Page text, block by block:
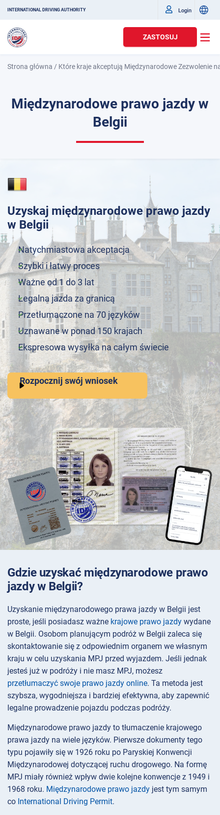
INTERNATIONAL DRIVING AUTHORITY Login
ZASTOSUJ
Strona główna / Które kraje akceptują Międzynarodowe Zezwolenie
Międzynarodowe prawo jazdy w
Belgii
Uzyskaj międzynarodowe prawo jazdy
w Belgii
Natychmiastowa akceptacja
Szybki i łatwy proces
Ważne od 1 do 3 lat
Legalna jazda za granicą
Przetłumaczone na 70 języków
Uznawane w ponad 150 krajach
Ekspresowa wysyłka na całym świecie
Rozpocznij swój wniosek
Gdzie uzyskać międzynarodowe prawo
jazdy w Belgii?
Uzyskanie międzynarodowego prawa jazdy w Belgii jest
proste, jeśli posiadasz ważne krajowe prawo jazdy wydane
w Belgii. Osobom planującym podróż w Belgii zaleca się
skontaktowanie się z odpowiednim organem we własnym
kraju w celu uzyskania MPJ przed wyjazdem. Jeśli jednak
jesteś już w podróży i nie masz MPJ, możesz
przetłumaczyć swoje prawo jazdy online. Ta metoda jest
szybsza, wygodniejsza i bardziej efektywna, aby zapewnić
legalne prowadzenie pojazdu podczas podróży.
Międzynarodowe prawo jazdy to tłumaczenie krajowego
prawa jazdy na wiele języków. Pierwsze dokumenty tego
typu pojawiły się w 1926 roku po Paryskiej Konwencji
Międzynarodowej dotyczącej ruchu drogowego. Na formę
MPJ miały również wpływ dwie kolejne konwencje z 1949 i
1968 roku. Międzynarodowe prawo jazdy jest tym samym
co International Driving Permit.